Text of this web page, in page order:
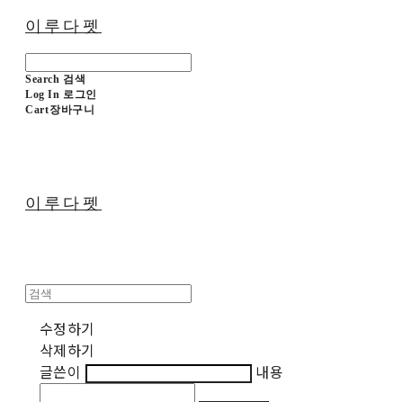
이루다펫
Search 검색
Log In 로그인
Cart장바구니
이루다펫
수정하기
삭제하기
글쓴이
내용